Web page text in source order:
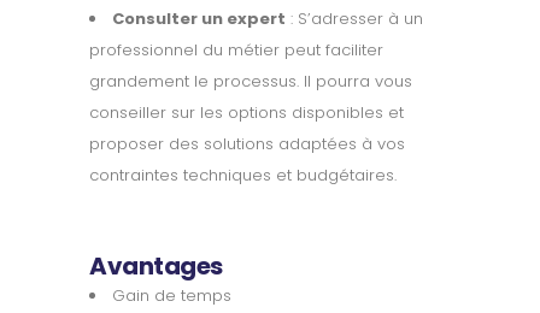
Consulter un expert : S’adresser à un
professionnel du métier peut faciliter
grandement le processus. Il pourra vous
conseiller sur les options disponibles et
proposer des solutions adaptées à vos
contraintes techniques et budgétaires.
Avantages
Gain de temps